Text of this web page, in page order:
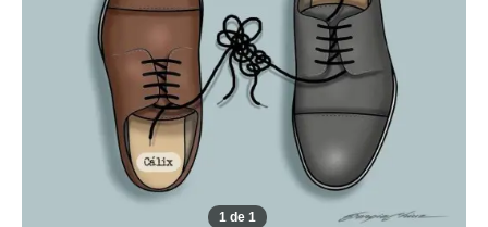
1 de 1